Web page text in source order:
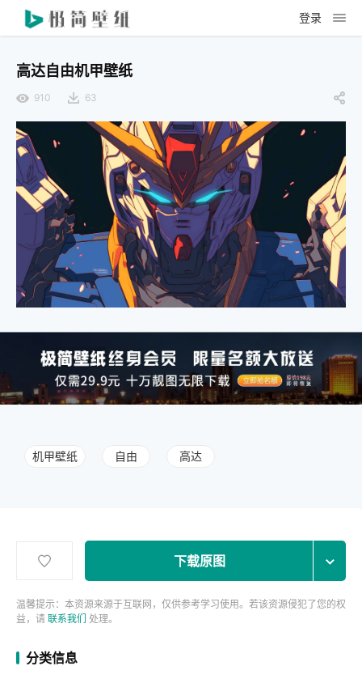
登录
高达自由机甲壁纸
910 63
机甲壁纸 自由 高达
下载原图
温馨提示：本资源来源于互联网，仅供参考学习使用。若该资源侵犯了您的权
益，请 联系我们 处理。
分类信息